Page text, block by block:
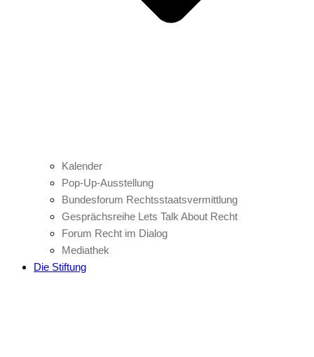
Kalender
Pop-Up-Ausstellung
Bundesforum Rechtsstaatsvermittlung
Gesprächsreihe Lets Talk About Recht
Forum Recht im Dialog
Mediathek
Die Stiftung